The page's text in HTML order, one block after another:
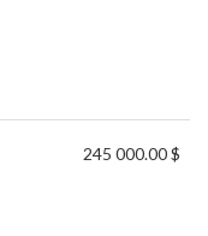
245 000.00 $